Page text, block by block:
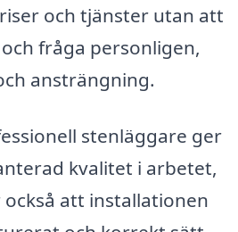
och tjänster utan att
fråga personligen,
ansträngning.
stenläggare ger
kvalitet i arbetet,
att installationen